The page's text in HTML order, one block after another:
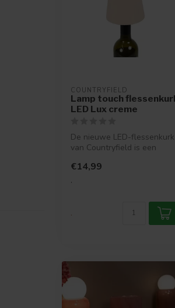
COUNTRYFIELD
Lamp touch
LED Lux creme
De nieuwe LED-flessenkurk
van Countryfield is een
verlichting....
€14,99
.
.